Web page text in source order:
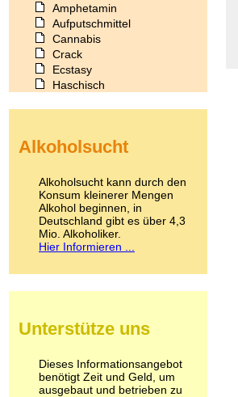
Amphetamin
Aufputschmittel
Cannabis
Crack
Ecstasy
Haschisch
Kokain
LSD
Marihuana
Medikamente
Meskalin
Metamphetamin
Methadon
Pilze
Psychopharmaka
Schlafmittel
Schmerzmittel
Alkoholsucht
Alkoholsucht kann durch den
Konsum kleinerer Mengen
Alkohol beginnen, in
Deutschland gibt es über 4,3
Mio. Alkoholiker.
Hier Informieren ...
Unterstütze uns
Dieses Informationsangebot
benötigt Zeit und Geld, um
ausgebaut und betrieben zu